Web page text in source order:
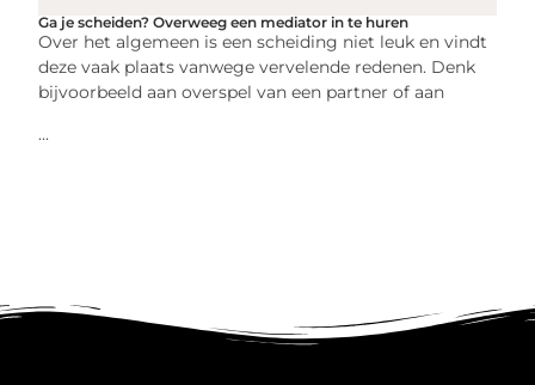
Ga je scheiden? Overweeg een mediator in te huren
Over het algemeen is een scheiding niet leuk en vindt
deze vaak plaats vanwege vervelende redenen. Denk
bijvoorbeeld aan overspel van een partner of aan
...